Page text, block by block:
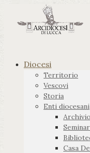
Diocesi
Territorio
Vescovi
Storia
Enti diocesani
Casa